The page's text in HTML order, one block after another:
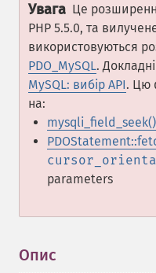
Увага Це
PHP 5.5.0, та
використовуються
PDO_MySQL.
MySQL: вибір API. Цю
на:
mysqli_field_seek()
parameters
Опис